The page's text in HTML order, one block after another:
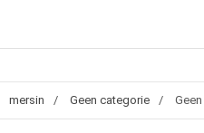
mersin Geen categorie